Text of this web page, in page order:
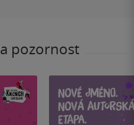
pozornost